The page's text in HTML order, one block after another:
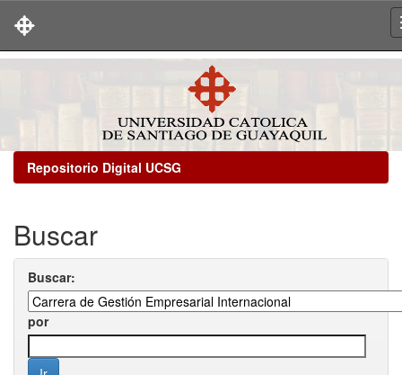
Repositorio Digital UCSG
Buscar
Buscar:
por